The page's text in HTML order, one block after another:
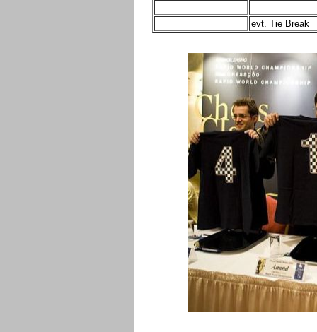
evt. Tie Break